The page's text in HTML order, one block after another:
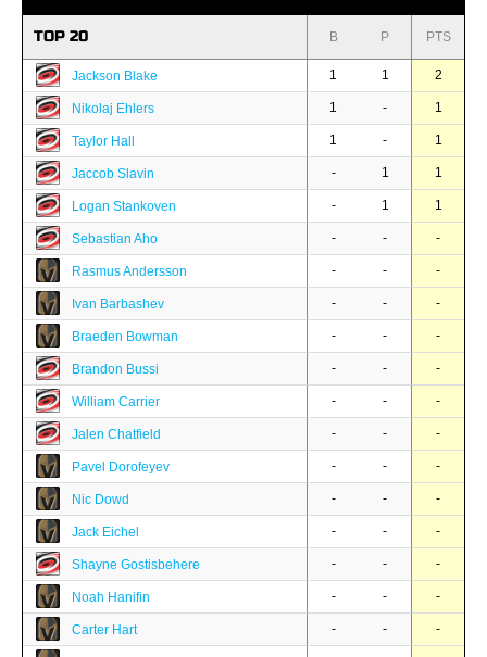
TOP 20 B P PTS
Jackson Blake 1 1 2
Nikolaj Ehlers 1 - 1
Taylor Hall 1 - 1
Jaccob Slavin - 1 1
Logan Stankoven - 1 1
Sebastian Aho - - -
Rasmus Andersson - - -
Ivan Barbashev - - -
Braeden Bowman - - -
Brandon Bussi - - -
William Carrier - - -
Jalen Chatfield - - -
Pavel Dorofeyev - - -
Nic Dowd - - -
Jack Eichel - - -
Shayne Gostisbehere - - -
Noah Hanifin - - -
Carter Hart - - -